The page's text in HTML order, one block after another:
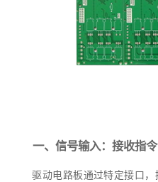
一、信号输入：接收指
驱动电路板通过特定接口